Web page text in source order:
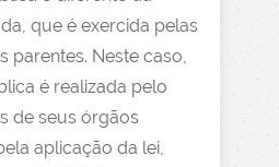
que é exercida pelas
parentes. Neste caso,
é realizada pelo
de seus órgãos
aplicação da lei,